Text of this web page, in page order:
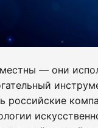
— они
российские